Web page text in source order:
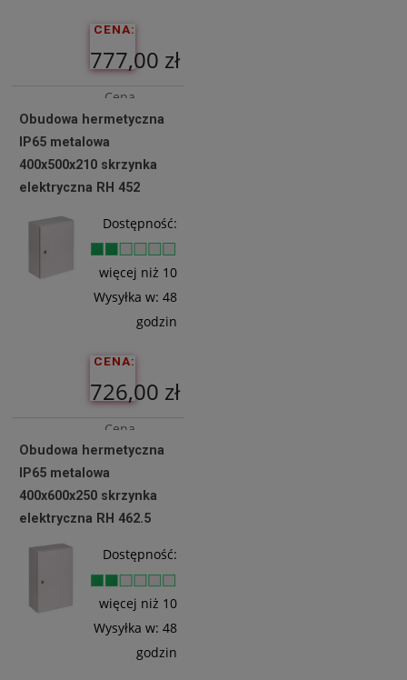
CENA:
777,00 zł
Cena
netto:
631,71 zł
Do
Obudowa hermetyczna
IP65 metalowa
400x500x210 skrzynka
elektryczna RH 452
Dostępność:
więcej niż 10
Wysyłka w: 48
godzin
CENA:
726,00 zł
Cena
netto:
590,24 zł
Do
Obudowa hermetyczna
IP65 metalowa
400x600x250 skrzynka
elektryczna RH 462.5
Dostępność:
więcej niż 10
Wysyłka w: 48
godzin